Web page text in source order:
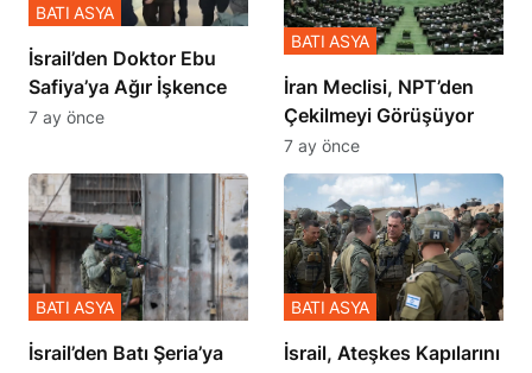
İsrail’den Doktor Ebu
Safiya’ya Ağır İşkence
BATI ASYA
7 ay önce
İran Meclisi, NPT’den
Çekilmeyi Görüşüyor
BATI ASYA
7 ay önce
​​​​​​​İsrail’den Batı Şeria’ya
BATI ASYA
İsrail, Ateşkes Kapılarını
BATI ASYA